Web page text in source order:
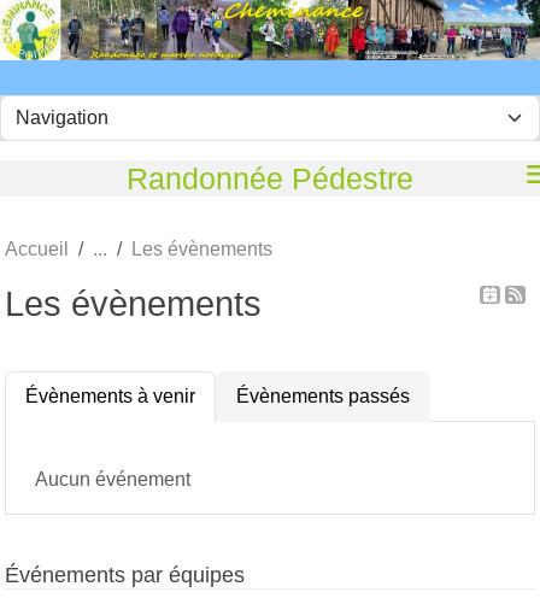
Randonnée Pédestre
Accueil Les évènements
Les évènements
Évènements à venir Évènements passés
Aucun événement
Événements par équipes
Panneau de gestion des cookies